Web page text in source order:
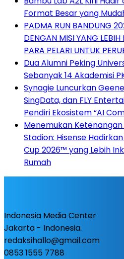
Format Besar yang
PADMA RUN BANDUNG
DENGAN MISI YANG
PARA PELARI UNTUK
Dua Alumni Peking
Sebanyak 14 Akademisi
Synagie Luncurkan
SingData, dan FLY
Pendiri Ekosistem “AI
Menemukan
Stadion: Hisense
Cup 2026™ yang Lebih
Rumah
Indonesia Media Center
Jakarta - Indonesia.
redaksihallo@gmail.com
0853 1555 7788